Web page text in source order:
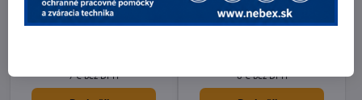
3M™ držiak filtra 603 (2ks)
7 €bez DPH
3M™ držiak filtra 501 (2ks)
6 €bez DPH